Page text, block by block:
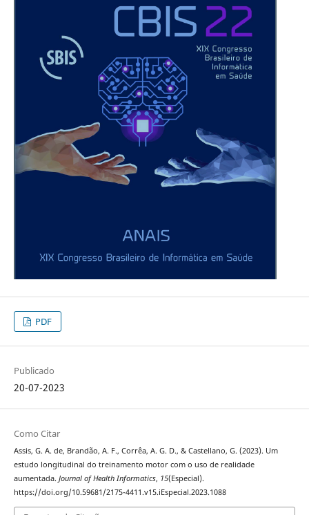
PDF
Publicado
20-07-2023
Como Citar
Assis, G. A. de, Brandão, A. F., Corrêa, A. G. D., & Castellano, G. (2023). Um
estudo longitudinal do treinamento motor com o uso de realidade
aumentada. Journal of Health Informatics, 15(Especial).
https://doi.org/10.59681/2175-4411.v15.iEspecial.2023.1088